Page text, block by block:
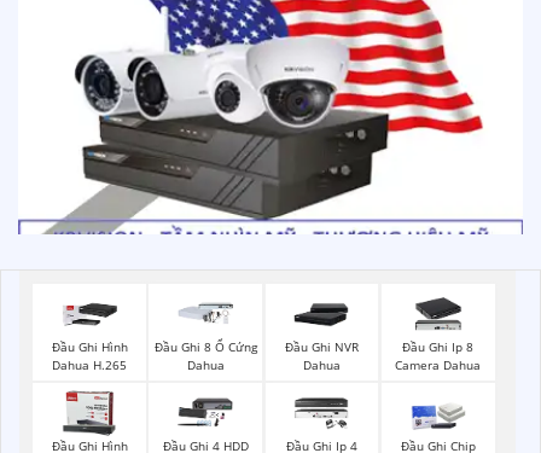
Đầu Ghi Hình
Dahua H.265
Đầu Ghi 8 Ổ Cứng
Dahua
Đầu Ghi NVR
Dahua
Đầu Ghi Ip 8
Camera Dahua
Đầu Ghi Hình
Đầu Ghi 4 HDD
Đầu Ghi Ip 4
Đầu Ghi Chip